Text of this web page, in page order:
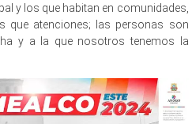
y los que habitan en comunidades,
que atenciones; las personas son
y a la que nosotros tenemos la